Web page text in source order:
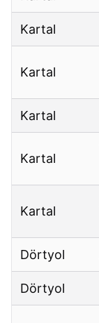
Kartal
Kartal
Kartal
Kartal
Kartal
Dörtyol
Dörtyol